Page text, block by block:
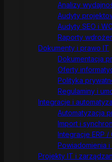
Analizy
Audyty
Audyty SEO i
Raporty
Dokumenty i prawo IT
Dokumentacja
Oferty
Polityka
Regulaminy i
Integracje i
Automatyzacja
Import i
Integracje ERP /
Powiadomienia
Projekty IT i